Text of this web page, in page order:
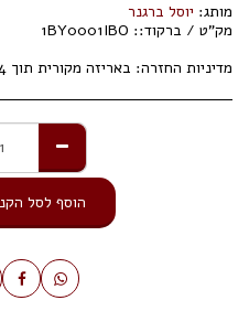
מותג: יוסל ברגנר
מק"ט / ברקוד:: 1BY0001IBO
מדיניות החזרה: באריזה מקורית תוך 14 ימי עסקים.
הוסף לסל